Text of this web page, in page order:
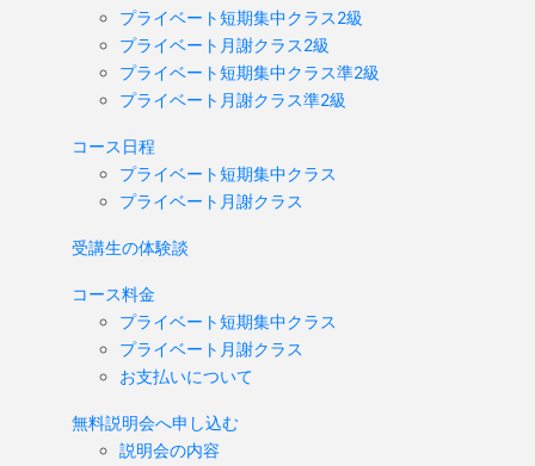
プライベート短期集中クラス2級
プライベート月謝クラス2級
プライベート短期集中クラス準2級
プライベート月謝クラス準2級
コース日程
プライベート短期集中クラス
プライベート月謝クラス
受講生の体験談
コース料金
プライベート短期集中クラス
プライベート月謝クラス
お支払いについて
無料説明会へ申し込む
説明会の内容